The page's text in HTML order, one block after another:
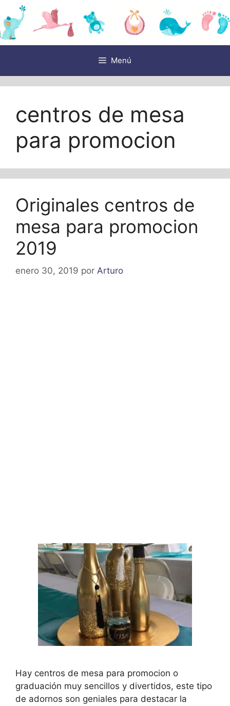
Saltar
al
contenido
Menú
centros de mesa
para promocion
Originales centros de
mesa para promocion
2019
enero 30, 2019 por Arturo
Hay centros de mesa para promocion o
graduación muy sencillos y divertidos, este tipo
de adornos son geniales para destacar la